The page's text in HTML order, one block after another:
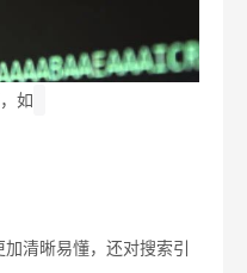
如
清晰易懂，还对搜索引